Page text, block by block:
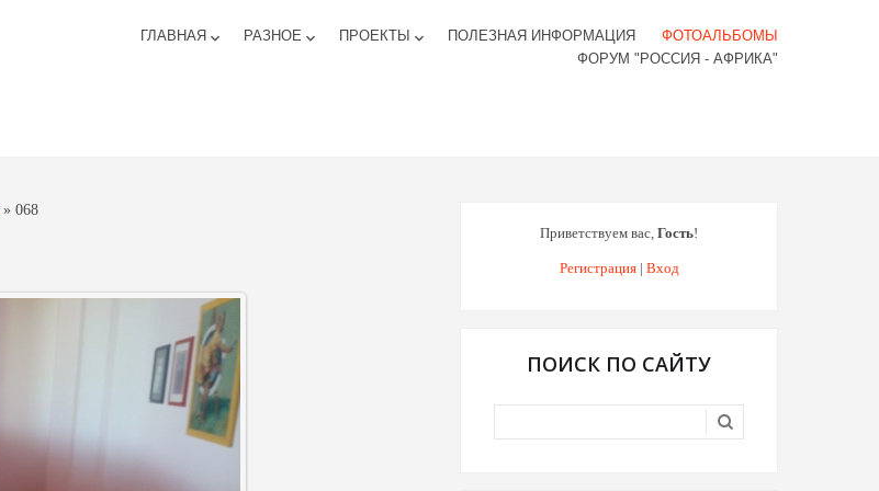
ГЛАВНАЯ keyboard_arrow_down РАЗНОЕ keyboard_arrow_down ПРОЕКТЫ keyboard_arrow_down ПОЛЕЗНАЯ ИНФОРМАЦИЯ
ФОТОАЛЬБОМЫ
ФОРУМ "РОССИЯ - АФРИКА"
» 068
Приветствуем вас, Гость!
Регистрация| Вход
ПОИСК ПО САЙТУ